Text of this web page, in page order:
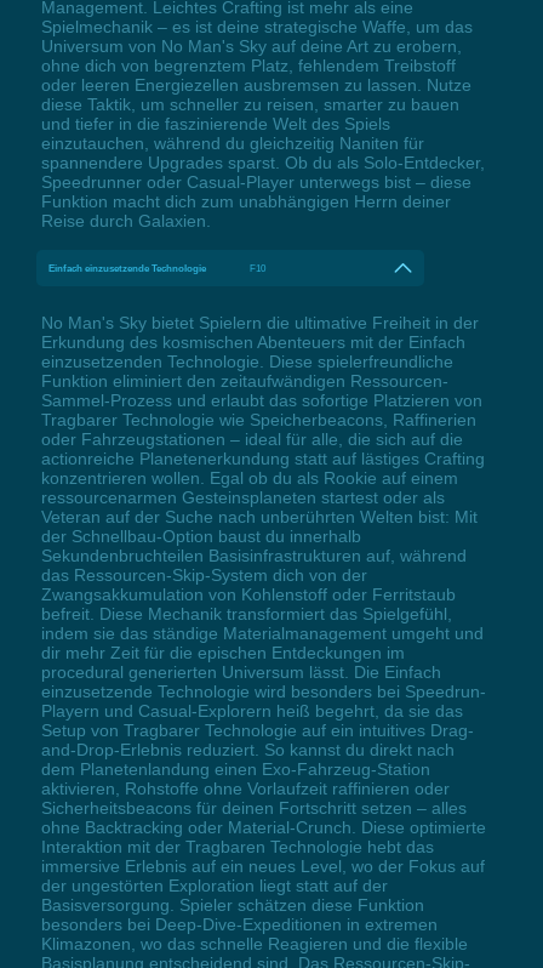
Management. Leichtes Crafting ist mehr als eine
Spielmechanik – es ist deine strategische Waffe, um das
Universum von No Man's Sky auf deine Art zu erobern,
ohne dich von begrenztem Platz, fehlendem Treibstoff
oder leeren Energiezellen ausbremsen zu lassen. Nutze
diese Taktik, um schneller zu reisen, smarter zu bauen
und tiefer in die faszinierende Welt des Spiels
einzutauchen, während du gleichzeitig Naniten für
spannendere Upgrades sparst. Ob du als Solo-Entdecker,
Speedrunner oder Casual-Player unterwegs bist – diese
Funktion macht dich zum unabhängigen Herrn deiner
Reise durch Galaxien.
Einfach einzusetzende Technologie F10
No Man's Sky bietet Spielern die ultimative Freiheit in der
Erkundung des kosmischen Abenteuers mit der Einfach
einzusetzenden Technologie. Diese spielerfreundliche
Funktion eliminiert den zeitaufwändigen Ressourcen-
Sammel-Prozess und erlaubt das sofortige Platzieren von
Tragbarer Technologie wie Speicherbeacons, Raffinerien
oder Fahrzeugstationen – ideal für alle, die sich auf die
actionreiche Planetenerkundung statt auf lästiges Crafting
konzentrieren wollen. Egal ob du als Rookie auf einem
ressourcenarmen Gesteinsplaneten startest oder als
Veteran auf der Suche nach unberührten Welten bist: Mit
der Schnellbau-Option baust du innerhalb
Sekundenbruchteilen Basisinfrastrukturen auf, während
das Ressourcen-Skip-System dich von der
Zwangsakkumulation von Kohlenstoff oder Ferritstaub
befreit. Diese Mechanik transformiert das Spielgefühl,
indem sie das ständige Materialmanagement umgeht und
dir mehr Zeit für die epischen Entdeckungen im
procedural generierten Universum lässt. Die Einfach
einzusetzende Technologie wird besonders bei Speedrun-
Playern und Casual-Explorern heiß begehrt, da sie das
Setup von Tragbarer Technologie auf ein intuitives Drag-
and-Drop-Erlebnis reduziert. So kannst du direkt nach
dem Planetenlandung einen Exo-Fahrzeug-Station
aktivieren, Rohstoffe ohne Vorlaufzeit raffinieren oder
Sicherheitsbeacons für deinen Fortschritt setzen – alles
ohne Backtracking oder Material-Crunch. Diese optimierte
Interaktion mit der Tragbaren Technologie hebt das
immersive Erlebnis auf ein neues Level, wo der Fokus auf
der ungestörten Exploration liegt statt auf der
Basisversorgung. Spieler schätzen diese Funktion
besonders bei Deep-Dive-Expeditionen in extremen
Klimazonen, wo das schnelle Reagieren und die flexible
Basisplanung entscheidend sind. Das Ressourcen-Skip-